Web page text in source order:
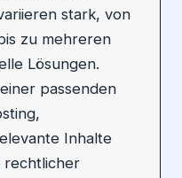
stark, von
zu mehreren
Lösungen.
passenden
Inhalte
rechtlicher